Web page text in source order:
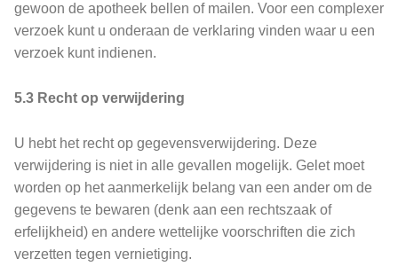
gewoon de apotheek bellen of mailen. Voor een complexer
verzoek kunt u onderaan de verklaring vinden waar u een
verzoek kunt indienen.
5.3 Recht op verwijdering
U hebt het recht op gegevensverwijdering. Deze
verwijdering is niet in alle gevallen mogelijk. Gelet moet
worden op het aanmerkelijk belang van een ander om de
gegevens te bewaren (denk aan een rechtszaak of
erfelijkheid) en andere wettelijke voorschriften die zich
verzetten tegen vernietiging.